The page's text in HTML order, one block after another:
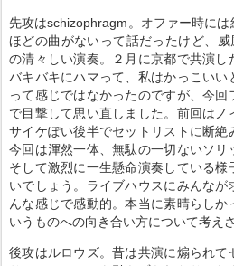
先攻はschizophragm。オファー時に
ほどの曲がないって話だったけど、威
の清々しい演奏。２月に京都で共演し
バキバキにハマって、私はかっこいい
って感じではなかったのですが、今
で目撃して思い直しました。前回はノ
サイケぽい後半でセットリストに断絶
今回は渾然一体、無駄の一切ないソリ
そして激烈に一生懸命演奏している
いでしょう。ライブハウスにみんな
んな感じで感動的。本当に素晴らしか
いうものへの向き合い方について考え
後攻はルロウズ。昔は共演に煽られて